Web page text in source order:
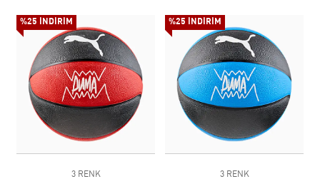
%25 İNDİRİM
3 RENK
%25 İNDİRİM
3 RENK